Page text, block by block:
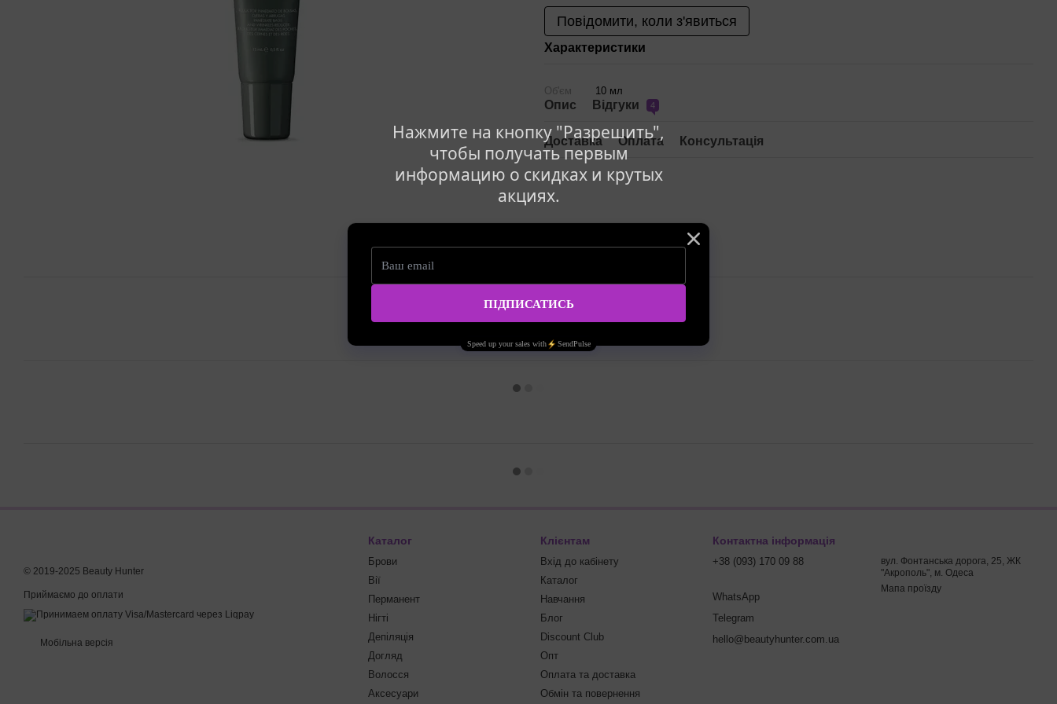
Нажмите на кнопку "Разрешить",
чтобы получать первым
информацию о скидках и крутых
акциях.
Повідомити, коли з'явиться
Характеристики
Об'єм 10 мл
Опис Відгуки 4
Доставка Оплата Консультація
© 2019-2025 Beauty Hunter
Приймаємо до оплати
Мобільна версія
Каталог
Брови
Вії
Перманент
Нігті
Депіляція
Догляд
Волосся
Аксесуари
Клієнтам
Вхід до кабінету
Каталог
Навчання
Блог
Discount Club
Опт
Оплата та доставка
Обмін та повернення
Контактна інформація
+38 (093) 170 09 88
WhatsApp
Telegram
hello@beautyhunter.com.ua
вул. Фонтанська дорога, 25, ЖК
"Акрополь", м. Одеса
Мапа проїзду